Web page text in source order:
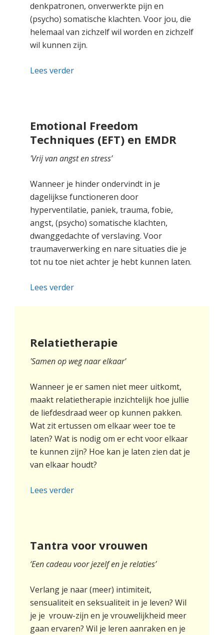
denkpatronen, onverwerkte pijn en
(psycho) somatische klachten. Voor jou, die
helemaal van zichzelf wil worden en zichzelf
wil kunnen zijn.
Lees verder
Emotional Freedom
Techniques (EFT) en EMDR
'Vrij van angst en stress’
Wanneer je hinder ondervindt in je
dagelijkse functioneren door
hyperventilatie, paniek, trauma, fobie,
angst, (psycho) somatische klachten,
dwanggedachte of verslaving. Voor
traumaverwerking en nare situaties die je
tot nu toe niet achter je hebt kunnen laten.
Lees verder
Relatietherapie
'Samen op weg naar elkaar'
Wanneer je er samen niet meer uitkomt,
maakt relatietherapie inzichtelijk hoe jullie
de liefdesdraad weer op kunnen pakken.
Wat zit ertussen om elkaar weer toe te
laten? Wat is nodig om er echt voor elkaar
te kunnen zijn? Hoe kan je laten zien dat je
van elkaar houdt?
Lees verder
Tantra voor vrouwen
‘Een cadeau voor jezelf en je relaties’
Verlang je naar (meer) intimiteit,
sensualiteit en seksualiteit in je leven? Wil
je je vrouw-zijn en je vrouwelijkheid meer
gaan ervaren? Wil je leren aanraken en je